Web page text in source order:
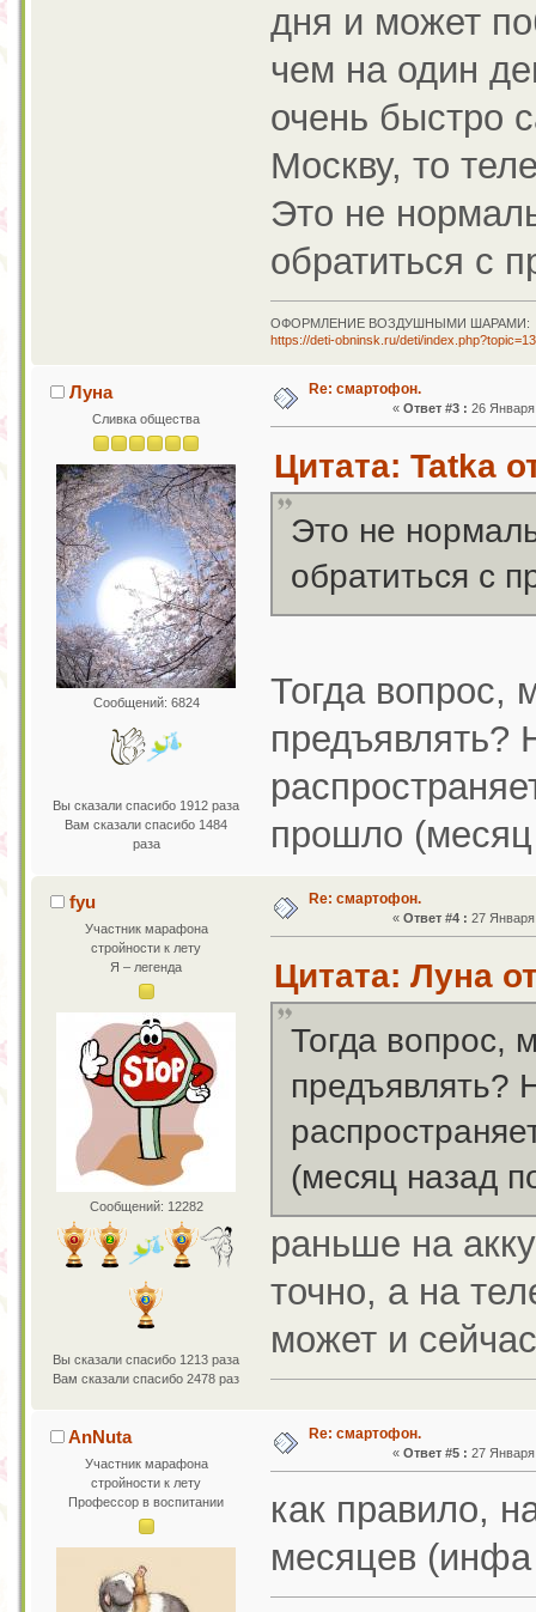
дня и может
чем на один
очень быстро
Москву, то
Это не
обратиться с
ОФОРМЛЕНИЕ ВОЗДУШНЫМИ ШАРАМИ:
https://deti-obninsk.ru/deti/
Луна
Сливка общества
Сообщений: 6824
Вы сказали спасибо 1912 раза
Вам сказали спасибо 1484
раза
Re: смартофон.
«Ответ #3 : 26
Цитата: Tatka
Это не
обратиться с
Тогда вопрос,
предъявлять?
прошло
fyu
Участник марафона
стройности к лету
Я – легенда
Сообщений: 12282
Вы сказали спасибо 1213 раза
Вам сказали спасибо 2478 раз
Re: смартофон.
« Ответ #4 : 27
Цитата: Луна
Тогда вопрос,
предъявлять?
(месяц назад
раньше на
точно, а на
может и
AnNuta
Участник марафона
стройности к лету
Профессор в воспитании
Re: смартофон.
« Ответ #5 : 27
как правило,
месяцев (инфа